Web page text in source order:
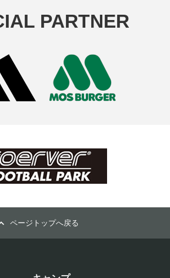
PARTNER
ページトップへ戻る